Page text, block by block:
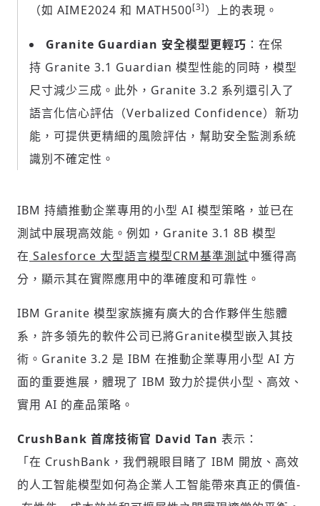
（如 AIME2024 和 MATH500[3]）上的表現。
Granite Guardian 安全模型更輕巧 ：在保
持 Granite 3.1 Guardian 模型性能的同時，模型
尺寸減少三成。此外，Granite 3.2 系列還引入了
語言化信心評估（Verbalized Confidence）新功
能，可提供更精細的風險評估，幫助安全監測系統
識別不確定性。
IBM 持續推動企業專用的小型 AI 模型策略，並已在
測試中展現高效能。例如，Granite 3.1 8B 模型
在 Salesforce 大型語言模型CRM基準測試中獲得高
分，顯示其在實際應用中的準確度和可靠性。
IBM Granite 模型家族擁有廣大的合作夥伴生態體
系，許多領先的軟件公司已將Granite模型嵌入其技
術。Granite 3.2 是 IBM 在推動企業專用小型 AI 方
面的重要進展，體現了 IBM 致力於提供小型、高效、
實用 AI 的產品策略。
CrushBank 首席技術官 David Tan 表示：
「在 CrushBank，我們親眼目睹了 IBM 開放、高效
的人工智能模型如何為企業人工智能帶來真正的價值-